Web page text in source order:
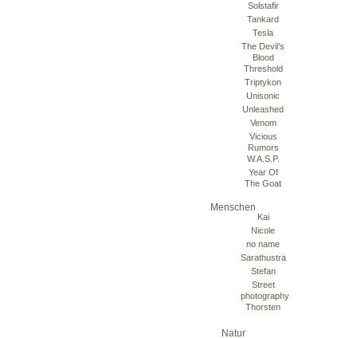
Solstafir
Tankard
Tesla
The Devil’s
Blood
Threshold
Triptykon
Unisonic
Unleashed
Venom
Vicious
Rumors
W.A.S.P.
Year Of
The Goat
Menschen
Kai
Nicole
no name
Sarathustra
Stefan
Street
photography
Thorsten
Natur